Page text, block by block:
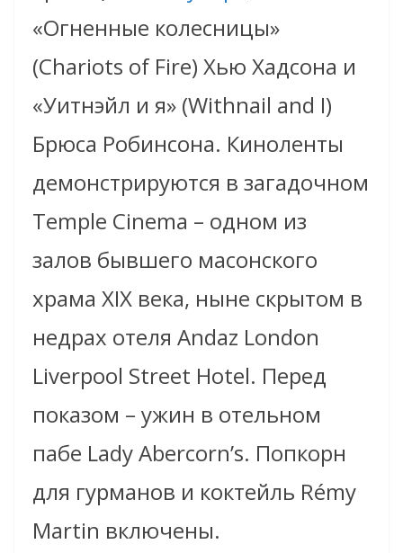
«Огненные колесницы»
(Chariots of Fire) Хью Хадсона и
«Уитнэйл и я» (Withnail and I)
Брюса Робинсона. Киноленты
демонстрируются в загадочном
Temple Cinema – одном из
залов бывшего масонского
храма XIX века, ныне скрытом в
недрах отеля Andaz London
Liverpool Street Hotel. Перед
показом – ужин в отельном
пабе Lady Abercorn’s. Попкорн
для гурманов и коктейль Rémy
Martin включены.